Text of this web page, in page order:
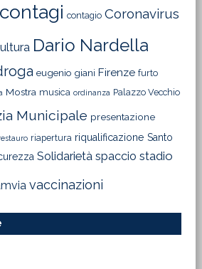
contagi contagio Coronavirus
Dario Nardella
eugenio giani Firenze furto
Mostra musica ordinanza Palazzo Vecchio
Municipale presentazione
riapertura riqualificazione Santo
Solidarietà spaccio stadio
vaccinazioni